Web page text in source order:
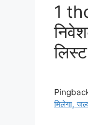
1
मिलेगा,